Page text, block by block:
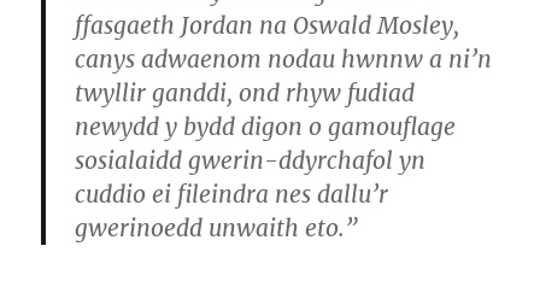
ffasgaeth Jordan na Oswald Mosley,
canys adwaenom nodau hwnnw a ni’n
twyllir ganddi, ond rhyw fudiad
newydd y bydd digon o gamouflage
sosialaidd gwerin-ddyrchafol yn
cuddio ei fileindra nes dallu’r
gwerinoedd unwaith eto.”